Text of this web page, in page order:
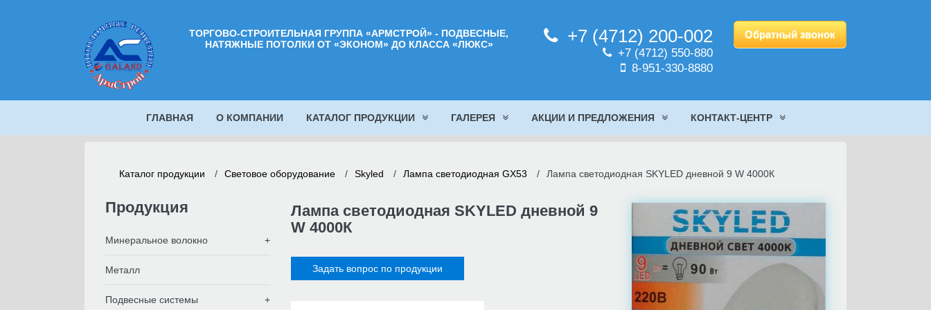
+7 (4712) 200-002
+7 (4712) 550-880
8-951-330-8880
Обратный звонок
ТОРГОВО-СТРОИТЕЛЬНАЯ ГРУППА «АРМСТРОЙ» - ПОДВЕСНЫЕ,
НАТЯЖНЫЕ ПОТОЛКИ ОТ «ЭКОНОМ» ДО КЛАССА «ЛЮКС»
ГЛАВНАЯ О КОМПАНИИ КАТАЛОГ ПРОДУКЦИИ ГАЛЕРЕЯ АКЦИИ И ПРЕДЛОЖЕНИЯ КОНТАКТ-ЦЕНТР
Каталог продукции / Световое оборудование / Skyled / Лампа светодиодная GX53 / Лампа светодиодная SKYLED дневной 9 W 4000К
Лампа светодиодная SKYLED дневной 9
W 4000К
Задать вопрос по продукции
Почта*
Продукция
Минеральное волокно
Металл
Подвесные системы